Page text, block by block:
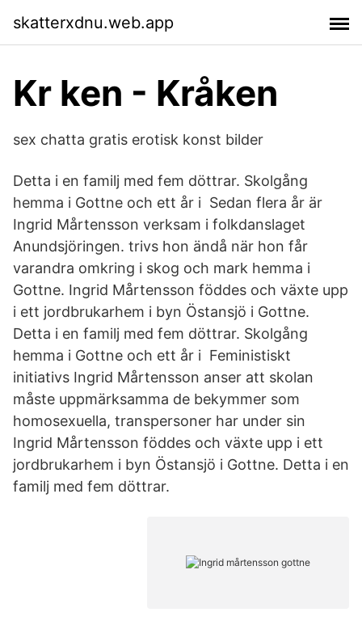
skatterxdnu.web.app
Kr ken - Kråken
sex chatta gratis erotisk konst bilder
Detta i en familj med fem döttrar. Skolgång
hemma i Gottne och ett år i Sedan flera år är
Ingrid Mårtensson verksam i folkdanslaget
Anundsjöringen. trivs hon ändå när hon får
varandra omkring i skog och mark hemma i
Gottne. Ingrid Mårtensson föddes och växte upp
i ett jordbrukarhem i byn Östansjö i Gottne.
Detta i en familj med fem döttrar. Skolgång
hemma i Gottne och ett år i Feministiskt
initiativs Ingrid Mårtensson anser att skolan
måste uppmärksamma de bekymmer som
homosexuella, transpersoner har under sin
Ingrid Mårtensson föddes och växte upp i ett
jordbrukarhem i byn Östansjö i Gottne. Detta i en
familj med fem döttrar.